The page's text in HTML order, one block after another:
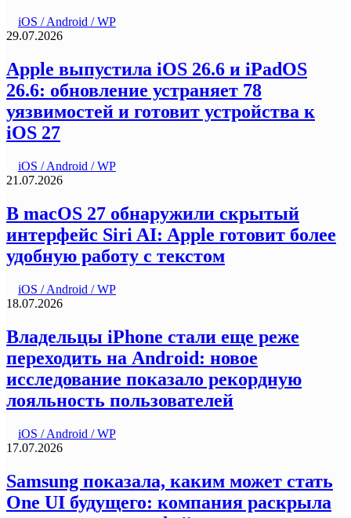
iOS / Android / WP
29.07.2026
Apple выпустила iOS 26.6 и iPadOS
26.6: обновление устраняет 78
уязвимостей и готовит устройства к
iOS 27
iOS / Android / WP
21.07.2026
В macOS 27 обнаружили скрытый
интерфейс Siri AI: Apple готовит более
удобную работу с текстом
iOS / Android / WP
18.07.2026
Владельцы iPhone стали еще реже
переходить на Android: новое
исследование показало рекордную
лояльность пользователей
iOS / Android / WP
17.07.2026
Samsung показала, каким может стать
One UI будущего: компания раскрыла